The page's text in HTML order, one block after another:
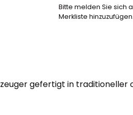
Bitte melden Sie sich
Merkliste hinzuzufügen.
gefertigt in traditioneller